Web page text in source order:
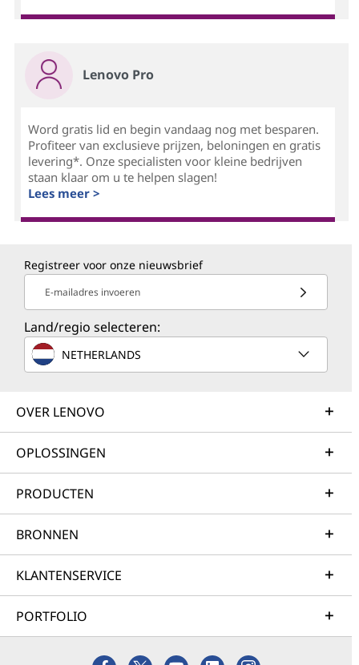
Lenovo Pro
Word gratis lid en begin vandaag nog met besparen.
Profiteer van exclusieve prijzen, beloningen en gratis
levering*. Onze specialisten voor kleine bedrijven
staan klaar om u te helpen slagen!
Lees meer >
Registreer voor onze nieuwsbrief
E-mailadres invoeren
Land/regio selecteren:
NETHERLANDS
OVER LENOVO
OPLOSSINGEN
PRODUCTEN
BRONNEN
KLANTENSERVICE
PORTFOLIO